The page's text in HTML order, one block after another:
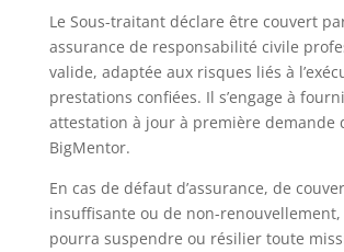
Le Sous-traitant déclare être couvert
assurance de responsabilité civile
valide, adaptée aux risques liés à
prestations confiées. Il s’engage à
attestation à jour à première demande
BigMentor.
En cas de défaut d’assurance, de
insuffisante ou de non-
pourra suspendre ou résilier toute